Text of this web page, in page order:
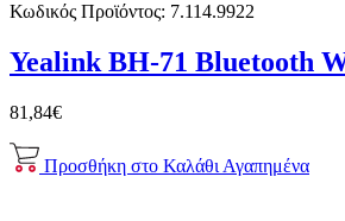
Κωδικός Προϊόντος: 7.114.9922
Yealink BH-71 Bluetooth
81,84€
Προσθήκη στο Καλάθι Αγαπημένα